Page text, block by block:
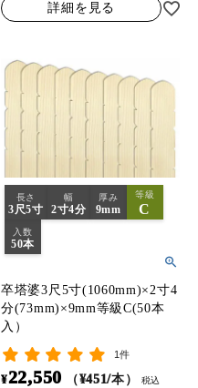
詳細を見る
長さ
3尺5寸
幅
2寸4分
厚み
9mm
等級
C
入数
50本
卒塔婆3尺5寸(1060mm)×2寸4
分(73mm)×9mm等級C(50本
入）
1件
¥22,550 （¥451/本） 税込